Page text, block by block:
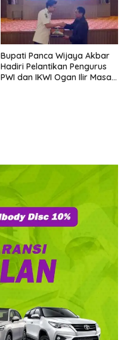
Bupati Panca Wijaya Akbar
Hadiri Pelantikan Pengurus
PWI dan IKWI Ogan Ilir Masa